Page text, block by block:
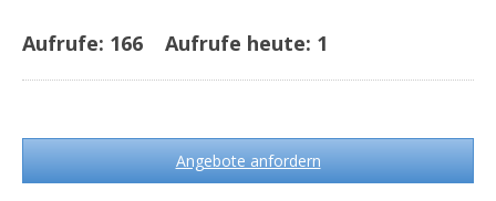
Aufrufe: 166 Aufrufe heute: 1
Angebote anfordern